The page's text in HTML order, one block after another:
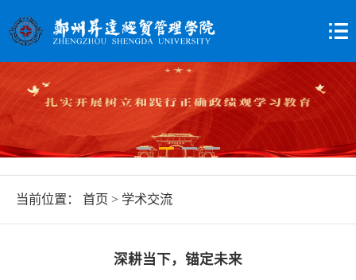
当前位置： 首页 > 学术交流
深耕当下，锚定未来